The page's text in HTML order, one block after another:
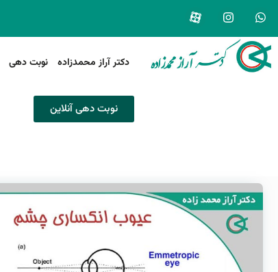
دکتر آراز محمدزاده نوبت دهی
نوبت دهی آنلاین